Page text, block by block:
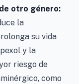
otro género:
la
su vida
y la
riesgo de
como